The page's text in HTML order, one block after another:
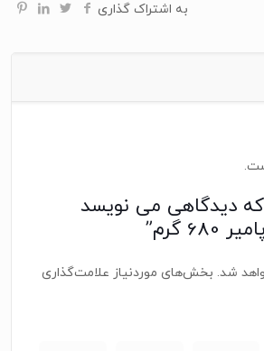
به اشتراک گذاری
دیدگاهی می نویسد
گرم”
شد. بخش‌های موردنیاز علامت‌گذاری